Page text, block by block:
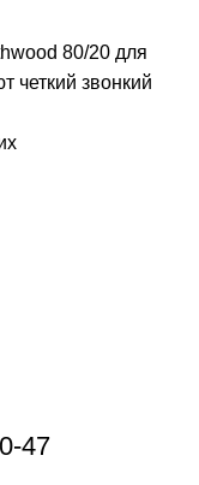
80/20 для
четкий звонкий
47